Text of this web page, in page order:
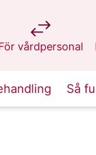
vårdpersonal
på 1177.se
Så